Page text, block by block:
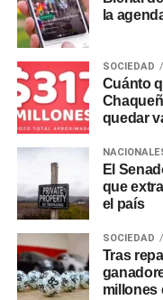
la
SOCIEDAD
Cuánto
quedar
El
que
el país
SOCIEDAD
Tras
millones